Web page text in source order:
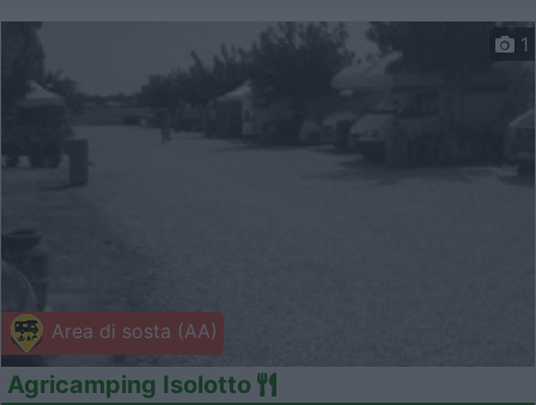
Area di sosta (AA)
1
Agricamping Isolotto